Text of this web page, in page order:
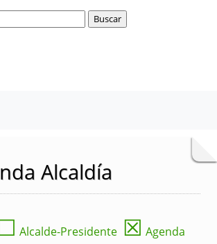
Alcaldía
Alcalde-Presidente ☒ Agenda